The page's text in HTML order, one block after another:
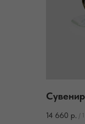
14 660 р. /